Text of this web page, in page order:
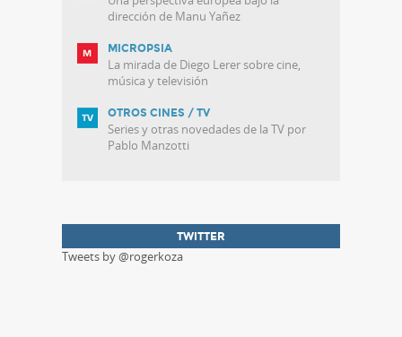
dirección de Manu Yañez
MICROPSIA
La mirada de Diego Lerer sobre cine,
música y televisión
OTROS CINES / TV
Series y otras novedades de la TV por
Pablo Manzotti
TWITTER
Tweets by @rogerkoza